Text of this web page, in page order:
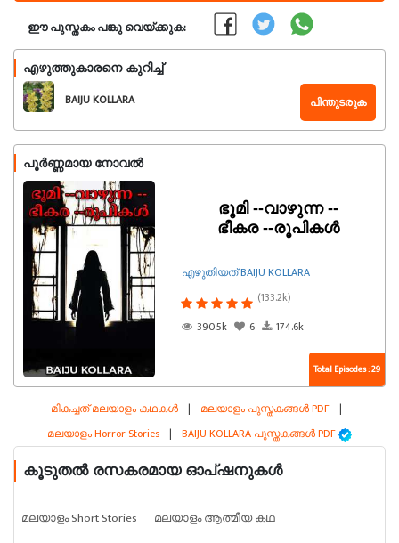
ഈ പുസ്തകം പങ്കു വെയ്ക്കുക:
എഴുത്തുകാരനെ കുറിച്ച്
BAIJU KOLLARA പിന്തുടരുക
പൂർണ്ണമായ നോവൽ
ഭൂമി --വാഴുന്ന --
ഭീകര --രൂപികൾ
എഴുതിയത് BAIJU KOLLARA
(133.2k)
390.5k
6 174.6k
Total Episodes : 29
മികച്ചത് മലയാളം കഥകൾ | മലയാളം പുസ്തകങ്ങൾ PDF |
മലയാളം Horror Stories | BAIJU KOLLARA പുസ്തകങ്ങൾ PDF
കൂടുതൽ രസകരമായ ഓപ്ഷനുകൾ
മലയാളം Short Stories
മലയാളം ആത്മീയ കഥ